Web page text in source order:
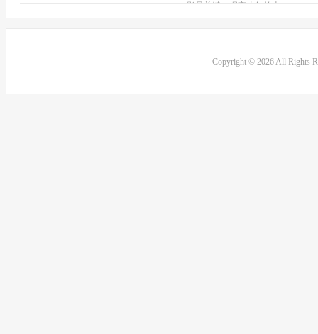
影是关键，摒弃均匀的火...
Copyright © 2026 All Rights